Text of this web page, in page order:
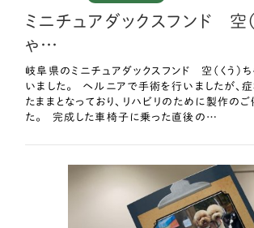
ミニチュアダックスフンド 空（
ゃ…
岐阜県のミニチュアダックスフンド 空（くう）
いました。 ヘルニアで手術を行いましたが、
たままとなっており、リハビリのために製作の
た。 完成した車椅子に乗った直後の…